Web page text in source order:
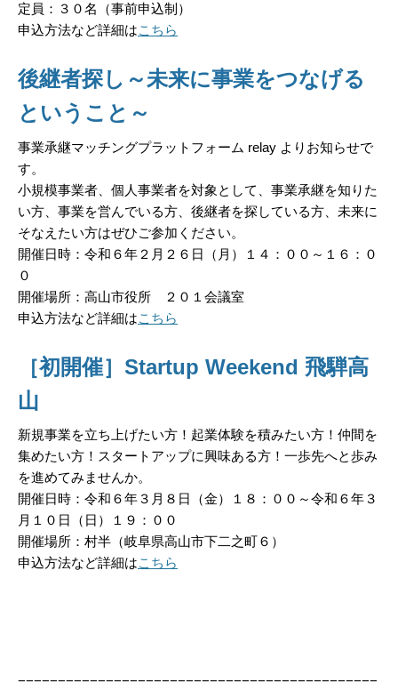
定員： ３０名（事前申込制）
申込方法など詳細はこちら
後継者探し～未来に事業をつなげる
ということ～
事業承継マッチングプラットフォーム relay よりお知らせで
す。
小規模事業者、個人事業者を対象として、事業承継を知りた
い方、事業を営んでいる方、後継者を探している方、未来に
そなえたい方はぜひご参加ください。
開催日時：令和６年２月２６日（月）１４：００～１６：０
０
開催場所：高山市役所 ２０１会議室
申込方法など詳細はこちら
［初開催］Startup Weekend 飛騨高
山
新規事業を立ち上げたい方！起業体験を積みたい方！仲間を
集めたい方！スタートアップに興味ある方！一歩先へと歩み
を進めてみませんか。
開催日時：令和６年３月８日（金）１８：００～令和６年３
月１０日（日）１９：００
開催場所：村半（岐阜県高山市下二之町６）
申込方法など詳細はこちら